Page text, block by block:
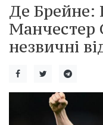
Де Брейне:
Манчестер
незвичні